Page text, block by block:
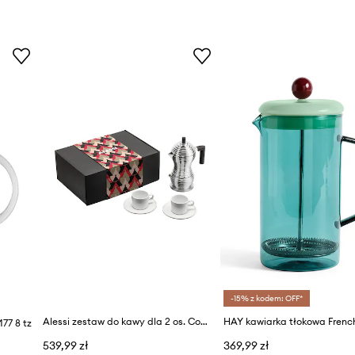
8 tz Alessi zestaw do kawy dla 2 os. Coffie 150 ml
539,99 zł
-15% z kodem: OFF*
369,99 zł